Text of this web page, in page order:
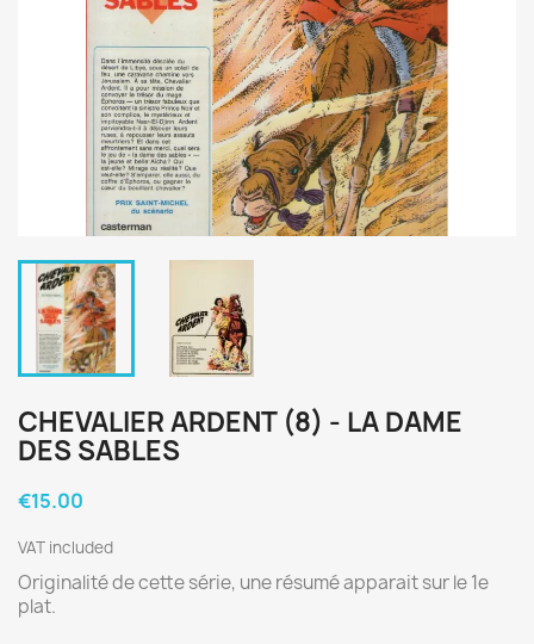
CHEVALIER ARDENT (8) - LA DAME
DES SABLES
€15.00
VAT included
Originalité de cette série, une résumé apparait sur le 1e
plat.